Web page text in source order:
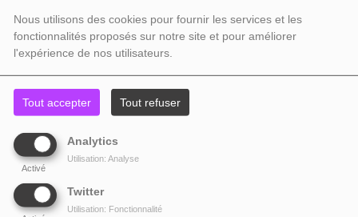
Nous utilisons des cookies pour fournir les services et les
fonctionnalités proposés sur notre site et pour améliorer
l'expérience de nos utilisateurs.
Tout accepter Tout refuser
Analytics
Activé
Utilisation: Analyse
Twitter
Utilisation: Fonctionnalité